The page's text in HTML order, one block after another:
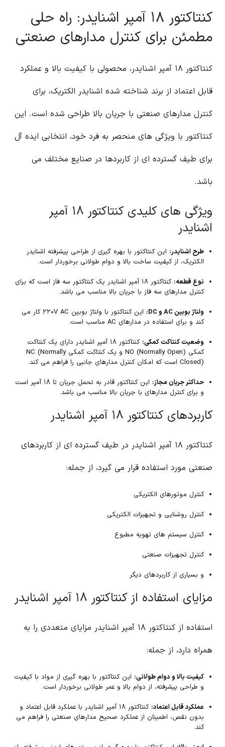
کنتاکتور ۱۸ آمپر اشنایدر: راه حلی
مطمئن برای کنترل مدارهای صنعتی
کنتاکتور ۱۸ آمپر اشنایدر، محصولی با کیفیت بالا و عملکرد
قابل اعتماد از برند شناخته شده اشنایدر الکتریک، برای
کنترل مدارهای صنعتی با جریان بالا طراحی شده است. این
کنتاکتور با ویژگی های منحصر به فرد خود، انتخابی ایده آل
برای طیف گسترده ای از کاربردها در صنایع مختلف می
باشد.
ویژگی های کلیدی کنتاکتور ۱۸ آمپر
اشنایدر
طرح اشنایدر: این کنتاکتور با بهره گیری از طراحی پیشرفته اشنایدر
الکتریک، از کیفیت ساخت بالا و دوام طولانی برخوردار است.
نوع قطعه:
کنتاکتور ۱۸ آمپر اشنایدر یک کنتاکتور سه فاز است که برای
کنترل مدارهای سه فاز با جریان بالا مناسب می باشد.
ولتاژ بوبین AC و DC:
این کنتاکتور با ولتاژ بوبین ۲۲۰V AC کار می
کند و برای استفاده در مدارهای AC مناسب است.
وضعیت کنتاکت کمکی:
کنتاکتور ۱۸ آمپر اشنایدر دارای یک کنتاکت
کمکی NO (Normally Open) و یک کنتاکت کمکی NC (Normally
Closed) است که امکان کنترل مدارهای جانبی را فراهم می کند.
حداکثر جریان مجاز:
این کنتاکتور قادر به تحمل جریان تا ۱۸ آمپر است
و برای کنترل مدارهای با جریان بالا مناسب می باشد.
کاربردهای کنتاکتور ۱۸ آمپر اشنایدر
کنتاکتور ۱۸ آمپر اشنایدر در طیف گسترده ای از کاربردهای
صنعتی مورد استفاده قرار می گیرد، از جمله:
کنترل موتورهای الکتریکی
کنترل روشنایی و تجهیزات الکتریکی
کنترل سیستم های تهویه مطبوع
کنترل تجهیزات صنعتی
و بسیاری از کاربردهای دیگر
مزایای استفاده از کنتاکتور ۱۸ آمپر اشنایدر
استفاده از کنتاکتور ۱۸ آمپر اشنایدر مزایای متعددی را به
همراه دارد، از جمله:
کیفیت بالا و دوام طولانی: این کنتاکتور با بهره گیری از مواد با کیفیت
و طراحی پیشرفته، از دوام بالا و عمر طولانی برخوردار است.
عملکرد قابل اعتماد:
کنتاکتور ۱۸ آمپر اشنایدر با عملکرد قابل اعتماد و
بدون نقص، اطمینان از عملکرد صحیح مدارهای صنعتی را فراهم می
کند.